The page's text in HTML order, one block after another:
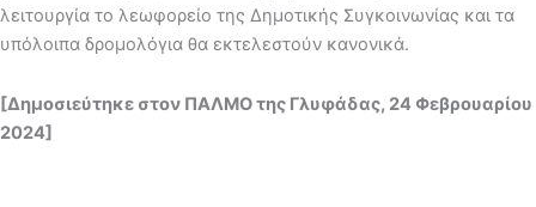
λειτουργία το λεωφορείο της Δημοτικής Συγκοινωνίας και τα
υπόλοιπα δρομολόγια θα εκτελεστούν κανονικά.
[Δημοσιεύτηκε στον ΠΑΛΜΟ της Γλυφάδας, 24 Φεβρουαρίου
2024]